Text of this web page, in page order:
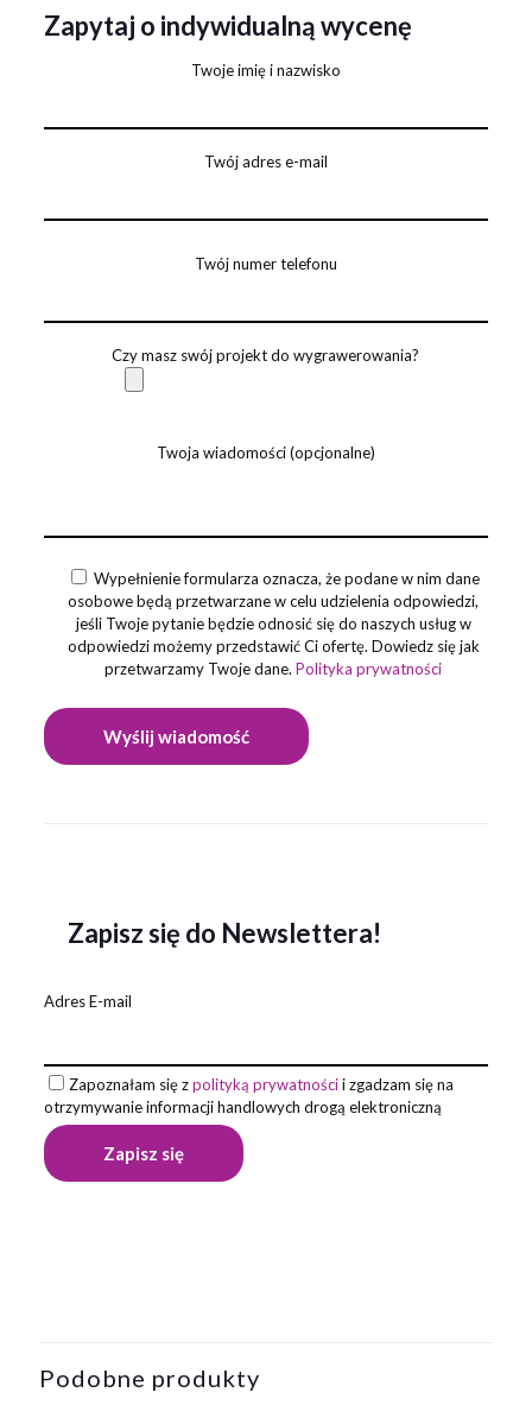
Zapytaj o indywidualną wycenę
Twoje imię i nazwisko
Twój adres e-mail
Twój numer telefonu
Czy masz swój projekt do wygrawerowania?
Twoja wiadomości (opcjonalne)
Wypełnienie formularza oznacza, że podane w nim dane
osobowe będą przetwarzane w celu udzielenia odpowiedzi,
jeśli Twoje pytanie będzie odnosić się do naszych usług w
odpowiedzi możemy przedstawić Ci ofertę. Dowiedz się jak
przetwarzamy Twoje dane.Polityka prywatności
Zapisz się do Newslettera!
Adres E-mail
Zapoznałam się zpolityką prywatnościi zgadzam się na
otrzymywanie informacji handlowych drogą elektroniczną
piśmienniczy ARIZONA”
Podobne produkty